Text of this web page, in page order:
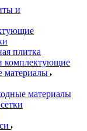
и
плитка
комплектующие
материалы
материалы